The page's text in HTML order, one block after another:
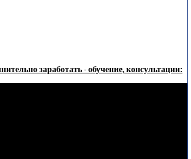
заработать - обучение, консультации: